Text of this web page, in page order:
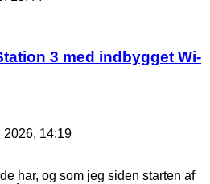
3 med indbygget Wi-
2026, 14:19
har, og som jeg siden starten af